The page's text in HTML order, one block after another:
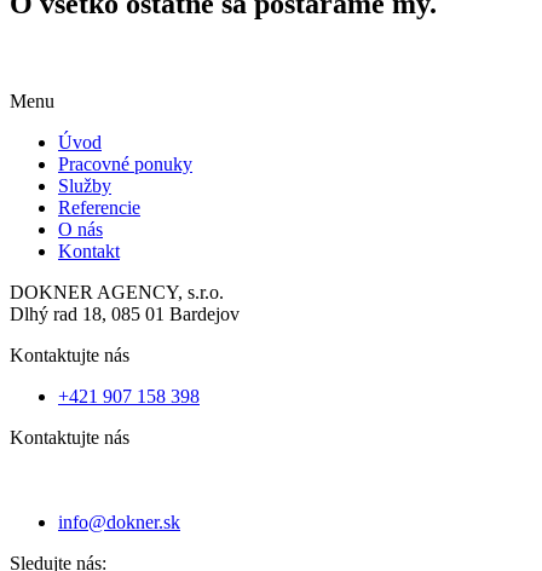
Menu
Úvod
Pracovné ponuky
Služby
Referencie
O nás
Kontakt
DOKNER AGENCY, s.r.o.
Dlhý rad 18, 085 01 Bardejov
Kontaktujte nás
+421 907 158 398
Kontaktujte nás
info@dokner.sk
Sledujte nás: